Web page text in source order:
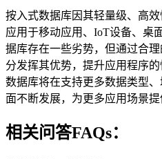
按入式数据库因其轻量级、高
应用于移动应用、IoT设备、桌
据库存在一些劣势，但通过合
分发挥其优势，提升应用程序
数据库将在支持更多数据类型
面不断发展，为更多应用场景
相关问答FAQs：